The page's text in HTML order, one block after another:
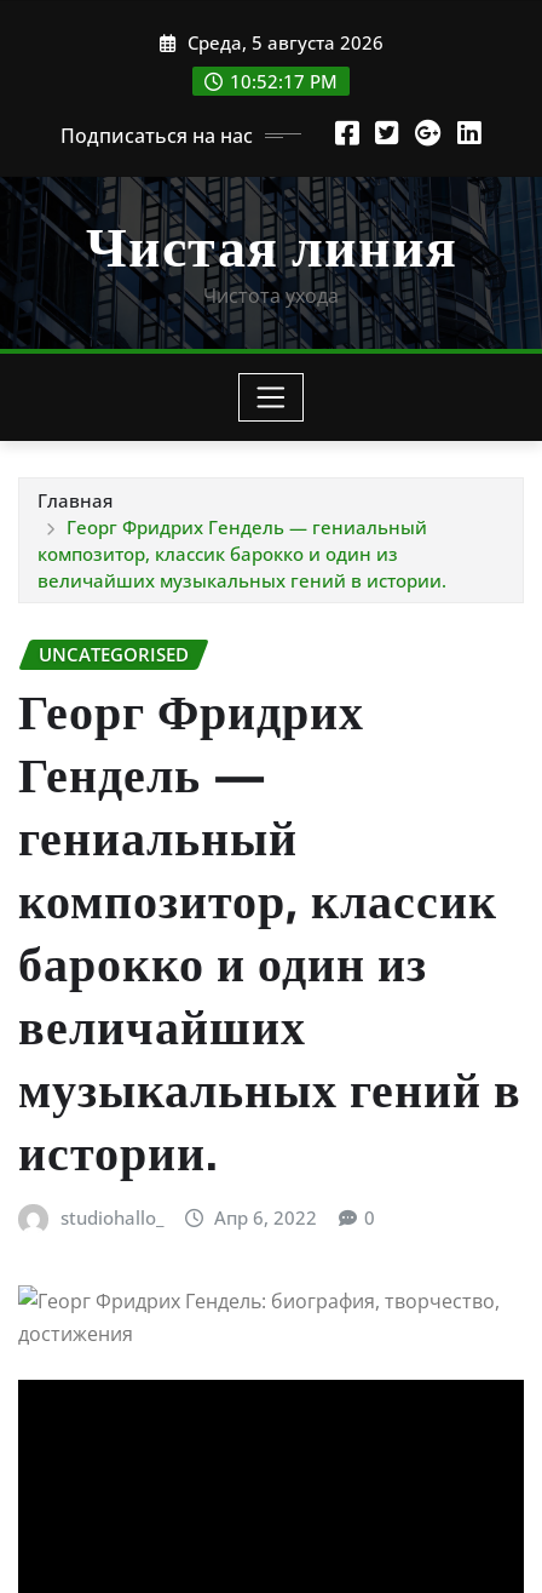
Среда, 5 августа 2026
10:52:18 PM
Подписаться на нас
Чистая линия
Чистота ухода
Главная
Георг Фридрих Гендель — гениальный
композитор, классик барокко и один из
величайших музыкальных гений в истории.
UNCATEGORISED
Георг Фридрих
Гендель —
гениальный
композитор, классик
барокко и один из
величайших
музыкальных гений в
истории.
studiohallo_ Апр 6, 2022 0